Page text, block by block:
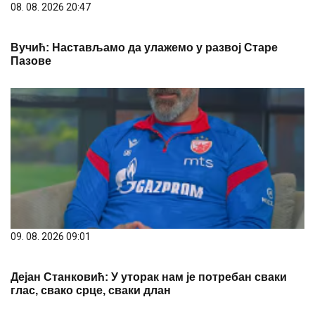
08. 08. 2026 20:47
Вучић: Настављамо да улажемо у развој Старе
Пазове
09. 08. 2026 09:01
Дејан Станковић: У уторак нам је потребан сваки
глас, свако срце, сваки длан